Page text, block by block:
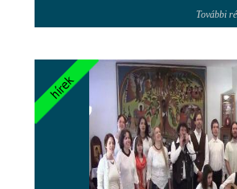
További